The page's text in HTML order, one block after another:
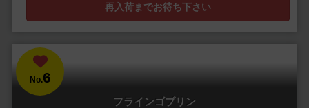
再入荷までお待ち下さい
No.6
フラインゴブリン